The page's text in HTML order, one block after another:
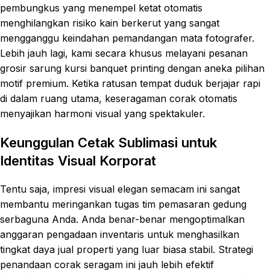
pembungkus yang menempel ketat otomatis
menghilangkan risiko kain berkerut yang sangat
mengganggu keindahan pemandangan mata fotografer.
Lebih jauh lagi, kami secara khusus melayani pesanan
grosir sarung kursi banquet printing dengan aneka pilihan
motif premium. Ketika ratusan tempat duduk berjajar rapi
di dalam ruang utama, keseragaman corak otomatis
menyajikan harmoni visual yang spektakuler.
Keunggulan Cetak Sublimasi untuk
Identitas Visual Korporat
Tentu saja, impresi visual elegan semacam ini sangat
membantu meringankan tugas tim pemasaran gedung
serbaguna Anda. Anda benar-benar mengoptimalkan
anggaran pengadaan inventaris untuk menghasilkan
tingkat daya jual properti yang luar biasa stabil. Strategi
penandaan corak seragam ini jauh lebih efektif